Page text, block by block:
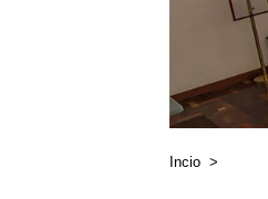
Incio >